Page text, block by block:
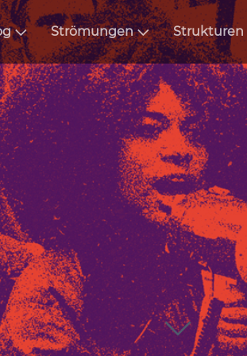
Strömungen Strukturen